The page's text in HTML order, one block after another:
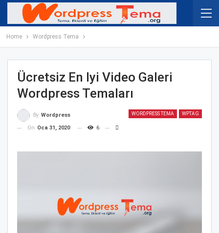
Home Wordpress Tema
Ücretsiz En Iyi Video Galeri
Wordpress Temaları
WORDPRESS TEMA WPTAG
By Wordpress
On Oca 31, 2020 6